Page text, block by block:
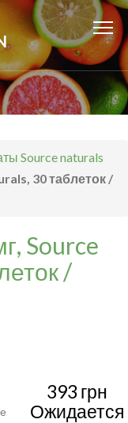
Source naturals
30 таблеток /
Source
/
393 грн
Ожидается